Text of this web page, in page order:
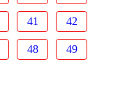
41 42
48 49